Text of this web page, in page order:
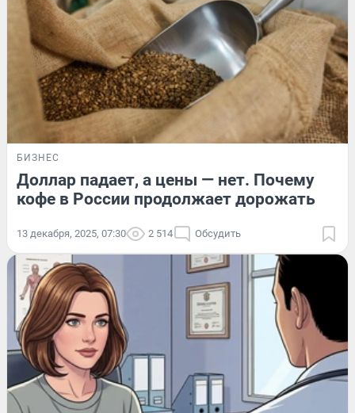
БИЗНЕС
Доллар падает, а цены — нет. Почему
кофе в России продолжает дорожать
13 декабря, 2025, 07:30 2 514 Обсудить